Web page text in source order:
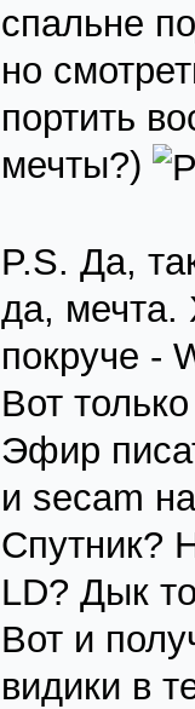
спальне
но
портить
мечты?)
P.S. Да,
да, мечта.
покруче -
Вот
Эфир
и secam
Спутник?
LD? Дык
Вот и
видики в